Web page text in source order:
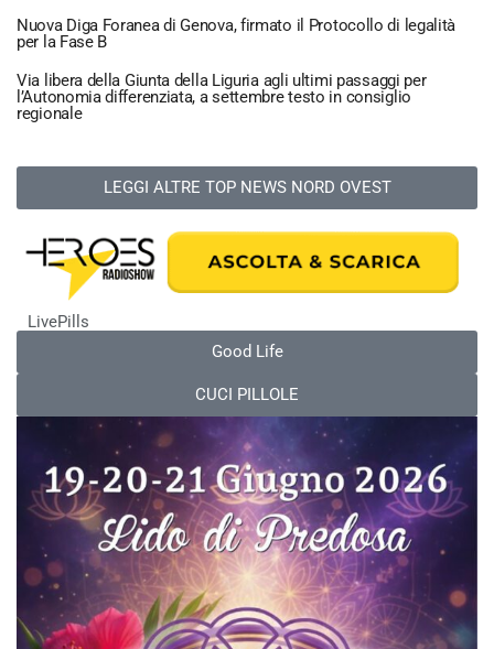
Nuova Diga Foranea di Genova, firmato il Protocollo di legalità
per la Fase B
Via libera della Giunta della Liguria agli ultimi passaggi per
l’Autonomia differenziata, a settembre testo in consiglio
regionale
LEGGI ALTRE TOP NEWS NORD OVEST
LivePills
Good Life
CUCI PILLOLE